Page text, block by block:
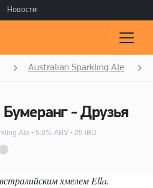
Новости
Australian Sparkling Ale
- Друзья
Ale • 5.0% ABV • 25 IBU
хмелем Ella.